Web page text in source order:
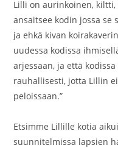
Lilli on aurinkoinen, kiltti,
ansaitsee kodin jossa se
ja ehkä kivan
uudessa kodissa
arjessaan, ja että
rauhallisesti, jotta Lillin
peloissaan.”
Etsimme Lillille kotia
suunnitelmissa lapsien